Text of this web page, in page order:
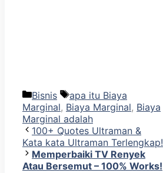
Kategori
Bisnis Tag
apa itu Biaya
Marginal, Biaya Marginal, Biaya
Marginal adalah
100+ Quotes Ultraman &
Kata kata Ultraman Terlengkap!
Memperbaiki TV Renyek
Atau Bersemut – 100% Works!